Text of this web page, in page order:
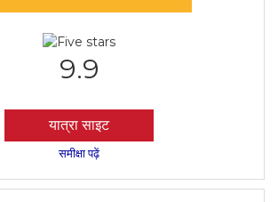
9.9
यात्रा साइट
समीक्षा पढ़ें